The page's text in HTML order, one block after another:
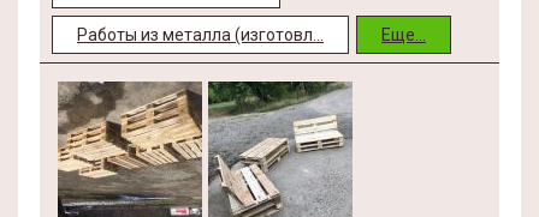
Работы из металла (изготовл... Еще...